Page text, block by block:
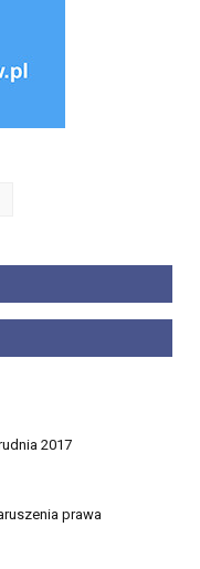
2017
prawa